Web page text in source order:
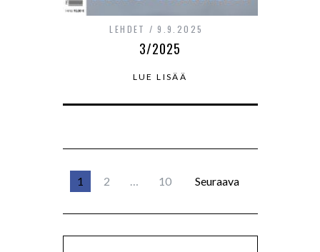
LEHDET 9.9.2025
3/2025
LUE LISÄÄ
1 2 … 10 Seuraava